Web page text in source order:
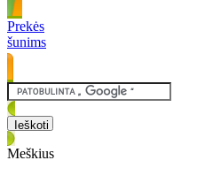
Prekės
šunims
Meškius